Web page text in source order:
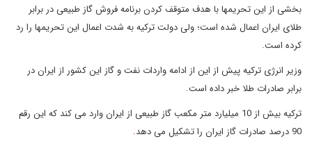
بخشی از این تحریمها با هدف متوقف کردن برنامه فروش گاز طبیعی در برابر
طلای ایران اعمال شده است؛ ولی دولت ترکیه به شدت اعمال این تحریمها را رد
کرده است.
وزیر انرژی ترکیه پیش از این از ادامه واردات نفت و گاز این کشور از ایران در
برابر صادرات طلا خبر داده است.
ترکیه بیش از 10 میلیارد متر مکعب گاز طبیعی از ایران وارد می کند که این رقم
90 درصد صادرات گاز ایران را تشکیل می دهد
.